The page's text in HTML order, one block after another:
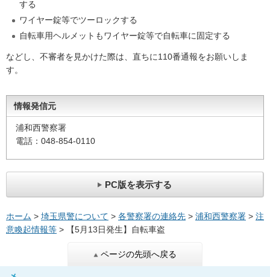
する
ワイヤー錠等でツーロックする
自転車用ヘルメットもワイヤー錠等で自転車に固定する
などし、不審者を見かけた際は、直ちに110番通報をお願いしま
す。
情報発信元
浦和西警察署
電話：048-854-0110
PC版を表示する
ホーム > 埼玉県警について > 各警察署の連絡先 > 浦和西警察署 > 注
意喚起情報等 > 【5月13日発生】自転車盗
ページの先頭へ戻る